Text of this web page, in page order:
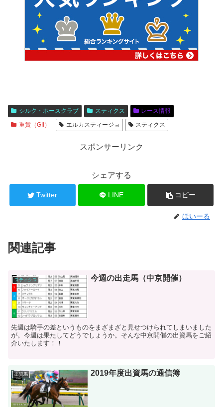
シルク・ホースクラブ スティクス
レース情報
重賞（GII）
エルカスティージョ スティクス
スポンサーリンク
シェアする
Twitter LINE コピー
ほいーる
関連記事
スティクス 今週の出走馬（中京開催）
先週は騎手の差というものをまざまざと見せつけられてしまいました
が。今週は果たしてどうでしょうか。そんな中京開催の出資馬をご紹
介いたします！！
出資馬 2019年度出資馬の通信簿